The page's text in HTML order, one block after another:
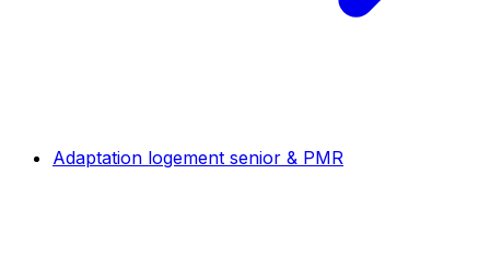
Adaptation logement senior & PMR